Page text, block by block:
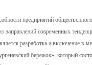
предприятий
направлений современных
разработка и включение
бережок», который